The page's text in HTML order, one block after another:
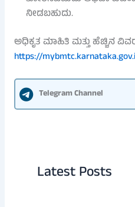
ನೀಡಬಹುದು.
ಅಧಿಕೃತ ಮಾಹಿತಿ ಮತ್ತು ಹೆಚ್ಚಿನ
https://
Telegram Channel
Latest Posts